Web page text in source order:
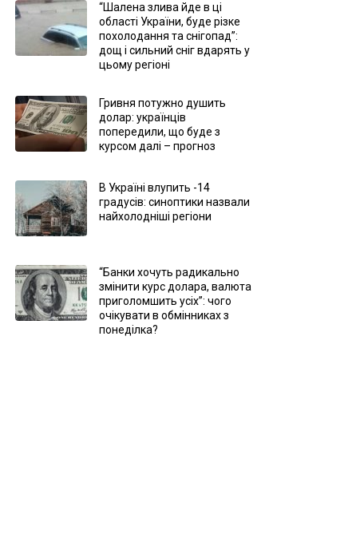
“Шалена злива йде в ці
області України, буде різке
похолодання та снігопад”:
дощ і сильний сніг вдарять у
цьому регіоні
Гривня потужно душить
долар: українців
попередили, що буде з
курсом далі – прогноз
В Україні влупить -14
градусів: синоптики назвали
найхолодніші регіони
“Банки хочуть радикально
змінити курс долара, валюта
приголомшить усіх”: чого
очікувати в обмінниках з
понеділка?